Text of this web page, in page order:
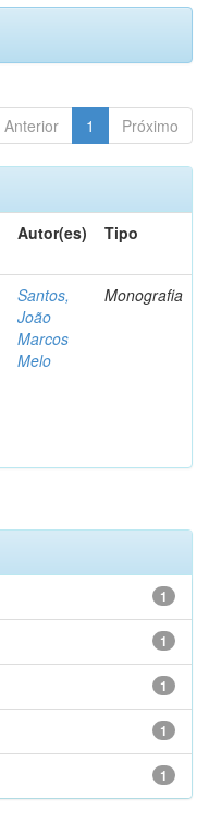
Anterior 1 Próximo
Autor(es) Tipo
Santos,
João
Marcos
Melo
Monografia
1
1
1
1
1